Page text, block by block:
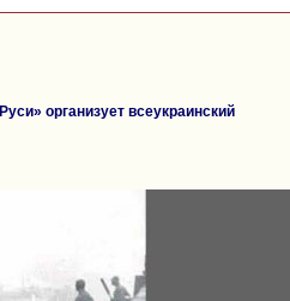
организует всеукраинский